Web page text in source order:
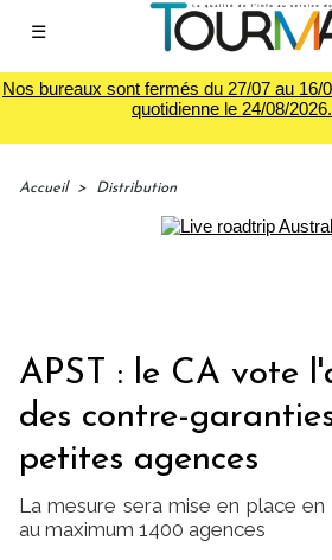
☰
Nos bureaux sont fermés du 27/07 au 16/
quotidienne le 24/08/
Accueil > Distribution
APST : le CA vote
des contre-
petites agences
La mesure sera mise en place
au maximum 1400 agences